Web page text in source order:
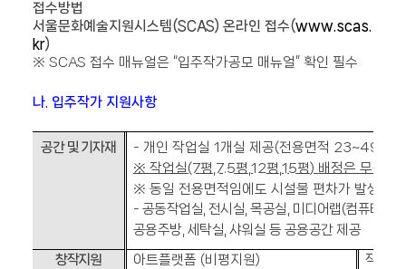
접수방법
서울문화예술지원시스템(SCAS) 온라인 접수(www.scas.
kr)
※ SCAS 접수 매뉴얼은 “입주작가공모 매뉴얼” 확인 필수
나. 입주작가 지원사항
공간 및 기자재 - 개인 작업실 1 개실 제공(전용면적 23~49m
※ 작업실(7평 ,7.5평 ,12평 ,15평) 배정은 무작위
※ 동일 전용면적임에도 시설물 편차가 발생할
- 공동작업실 ,전시실 ,목공실 미디어랩(컴퓨터
공용주방, 세탁실 샤워실 등 공용공간 제공
창작지원
아트플랫폼 (비평지원)
작가